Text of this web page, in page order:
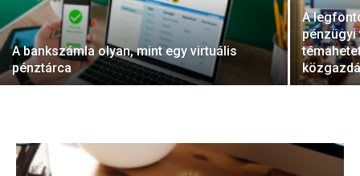
A bankszámla olyan, mint egy virtuális
pénztárca
A
pénzügyi